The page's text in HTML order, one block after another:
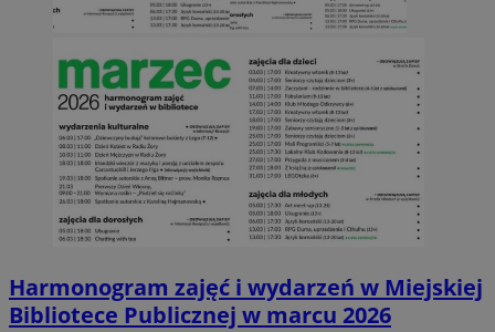
Harmonogram zajęć i wydarzeń w Miejskiej
Bibliotece Publicznej w marcu 2026